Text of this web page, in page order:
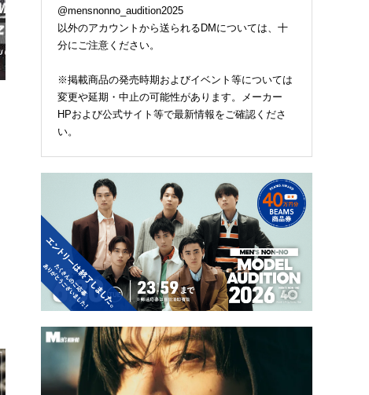
@mensnonno_audition2025
以外のアカウントから送られるDMについては、十
分にご注意ください。
※掲載商品の発売時期およびイベント等については
変更や延期・中止の可能性があります。メーカー
HPおよび公式サイト等で最新情報をご確認くださ
い。